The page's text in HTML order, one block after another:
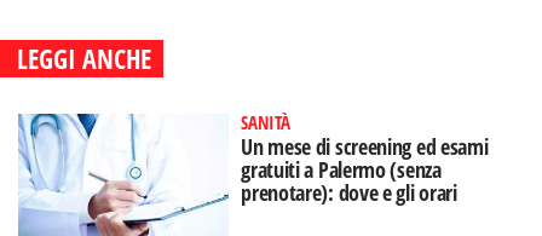
LEGGI ANCHE
SANITÀ
Un mese di screening ed esami
gratuiti a Palermo (senza
prenotare): dove e gli orari